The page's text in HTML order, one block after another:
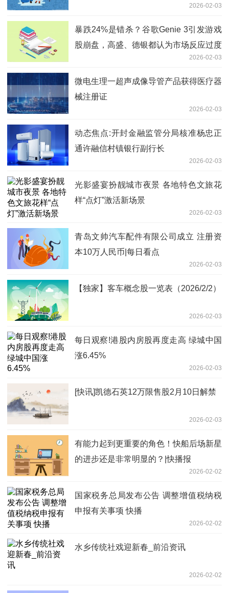
2026-02-03
暴跌24%是错杀？谷歌Genie 3引发游戏
股崩盘，高盛、德银都认为市场反应过度
2026-02-03
微电生理一超声成像导管产品获得医疗器
械注册证
2026-02-03
动态焦点:开封金融监管分局核准杨忠正
通许融信村镇银行副行长
2026-02-03
光影盛宴扮靓城市夜景 各地特色文旅花
样“点灯”激活新场景
2026-02-03
青岛文帅汽车配件有限公司成立 注册资
本10万人民币|每日看点
2026-02-03
【独家】客车概念股一览表（2026/2/2）
2026-02-03
每日观察!港股内房股再度走高 绿城中国
涨6.45%
2026-02-03
[快讯]凯德石英12万限售股2月10日解禁
2026-02-03
有能力起到更重要的角色！快船后场新星
的进步还是非常明显的？|快播报
2026-02-02
国家税务总局发布公告 调整增值税纳税
申报有关事项 快播
2026-02-02
水乡传统社戏迎新春_前沿资讯
2026-02-02